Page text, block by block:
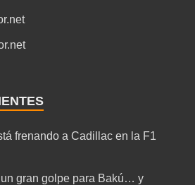
frenando a Cadillac en la F1
gran golpe para Bakú… y